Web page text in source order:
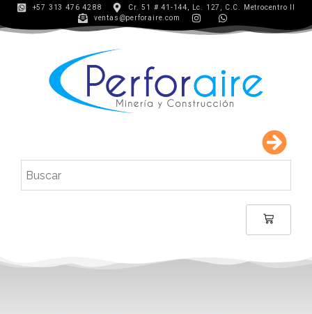
+57 313 476 4288
Cr. 51 # 41-144, Lc. 127, C.C. Metrocentro II
ventas@perforaire.com